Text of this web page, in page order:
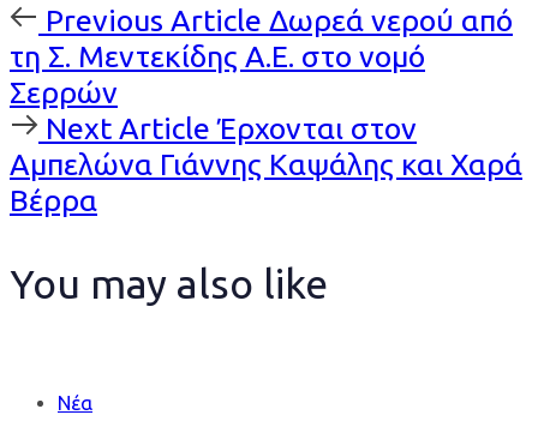
Previous
Article
Previous Article Δωρεά νερού από
τη Σ. Μεντεκίδης Α.Ε. στο νομό
Σερρών
Next
Article
Next ArticleΈρχονται στον
Αμπελώνα Γιάννης Καψάλης και Χαρά
Βέρρα
You may also like
Νέα